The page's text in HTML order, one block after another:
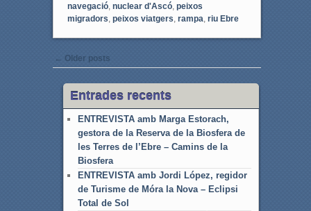
navegació, nuclear d'Ascó, peixos
migradors peixos viatgers rampa riu Ebre
Post navigation
← Older posts
Entrades recents
ENTREVISTA amb Marga Estorach,
gestora de la Reserva de la Biosfera de
les Terres de l’Ebre – Camins de la
Biosfera
ENTREVISTA amb Jordi López, regidor
de Turisme de Móra la Nova – Eclipsi
Total de Sol